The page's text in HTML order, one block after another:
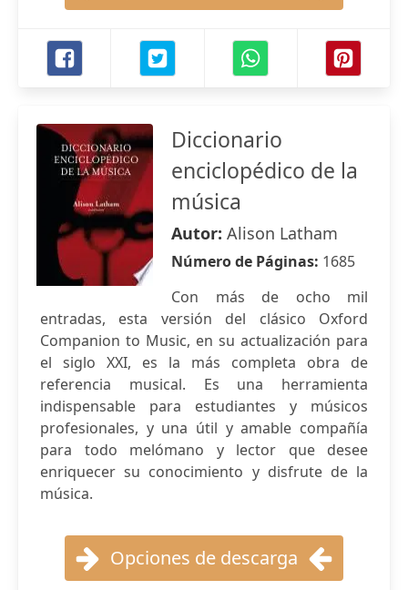
Diccionario
enciclopédico de la
música
Autor: Alison Latham
Número de Páginas: 1685
Con más de ocho mil
entradas, esta versión del clásico Oxford
Companion to Music, en su actualización para
el siglo XXI, es la más completa obra de
referencia musical. Es una herramienta
indispensable para estudiantes y músicos
profesionales, y una útil y amable compañía
para todo melómano y lector que desee
enriquecer su conocimiento y disfrute de la
música.
Opciones de descarga